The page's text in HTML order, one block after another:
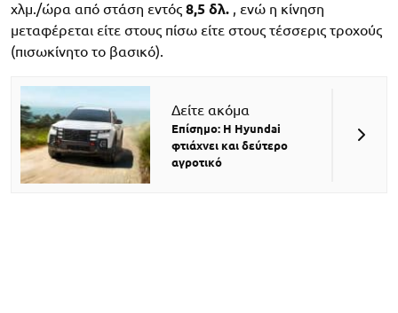
χλμ./ώρα από στάση εντός 8,5 δλ. , ενώ η κίνηση
μεταφέρεται είτε στους πίσω είτε στους τέσσερις τροχούς
(πισωκίνητο το βασικό).
Δείτε ακόμα
Επίσημο: Η Hyundai
φτιάχνει και δεύτερο
αγροτικό